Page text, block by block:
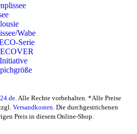
Wabe
Serie
. Alle Rechte vorbehalten. *Alle Preise
Versandkosten . Die durchgestrichenen
Preis in diesem Online-Shop.